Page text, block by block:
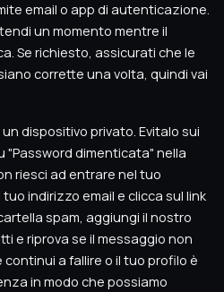
email o app di autenticazione.
un momento mentre il
Se richiesto, assicurati che le
corrette una volta, quindi vai
dispositivo privato. Evitalo sui
"Password dimenticata" nella
riesci ad entrare nel tuo
indirizzo email e clicca sul link
spam, aggiungi il nostro
e riprova se il messaggio non
continui a fallire o il tuo profilo è
in modo che possiamo